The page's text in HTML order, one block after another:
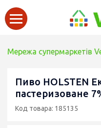
Мережа супермаркетів
Пиво HOLSTEN
пастеризоване
Код товара: 185135